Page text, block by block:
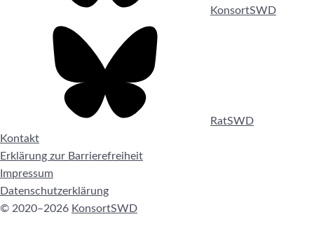
KonsortSWD
RatSWD
Kontakt
Erklärung zur Barrierefreiheit
Impressum
Datenschutzerklärung
© 2020–2026 KonsortSWD